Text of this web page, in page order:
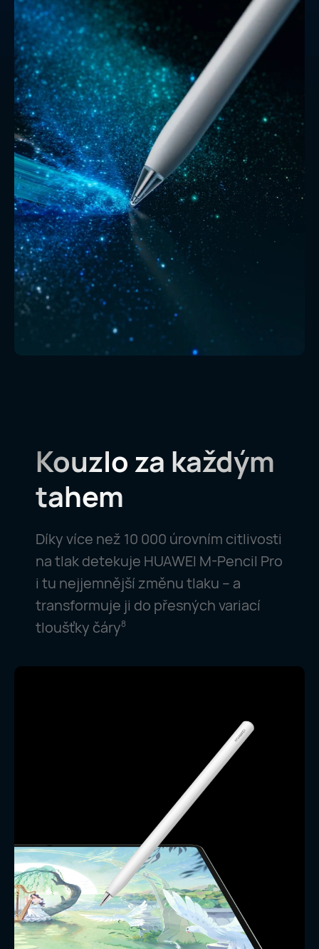
Kouzlo za každým
tahem
Díky více než 10 000 úrovním citlivosti
na tlak detekuje HUAWEI M-Pencil Pro
i tu nejjemnější změnu tlaku – a
transformuje ji do přesných variací
tloušťky čáry8